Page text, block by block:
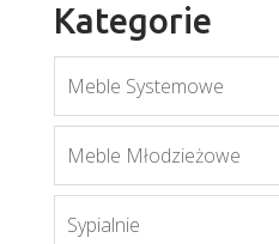
Kategorie
Meble Systemowe
Meble Młodzieżowe
Sypialnie